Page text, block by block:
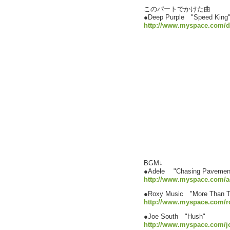
このパートでかけた曲
●Deep Purple "Speed
http://www.myspace.com/
BGM↓
●Adele "Chasing
http://www.myspace.com/
●Roxy Music "More Than
http://www.myspace.com/
●Joe South "Hush"
http://www.myspace.com/